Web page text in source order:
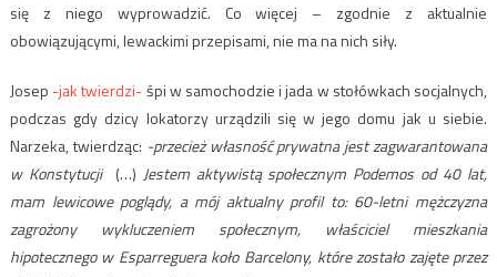
się z niego wyprowadzić. Co więcej – zgodnie z aktualnie
obowiązującymi, lewackimi przepisami, nie ma na nich siły.
Josep -jak twierdzi-śpi w samochodzie i jada w stołówkach socjalnych,
podczas gdy dzicy lokatorzy urządzili się w jego domu jak u siebie.
Narzeka, twierdząc: -przecież własność prywatna jest zagwarantowana
w Konstytucji(…) Jestem aktywistą społecznym Podemos od 40 lat,
mam lewicowe poglądy, a mój aktualny profil to: 60-letni mężczyzna
zagrożony wykluczeniem społecznym, właściciel mieszkania
hipotecznego w Esparreguera koło Barcelony, które zostało zajęte przez